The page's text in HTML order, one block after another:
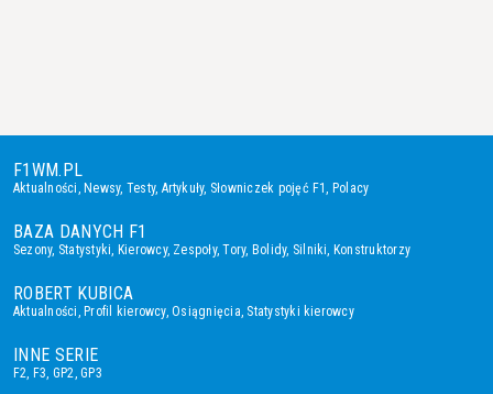
F1WM.PL
Aktualności, Newsy, Testy, Artykuły, Słowniczek pojęć F1, Polacy
BAZA DANYCH F1
Sezony, Statystyki, Kierowcy, Zespoły,Tory, Bolidy, Silniki, Konstruktorzy
ROBERT KUBICA
Aktualności, Profil kierowcy,Osiągnięcia, Statystyki kierowcy
INNE SERIE
F2, F3, GP2,GP3